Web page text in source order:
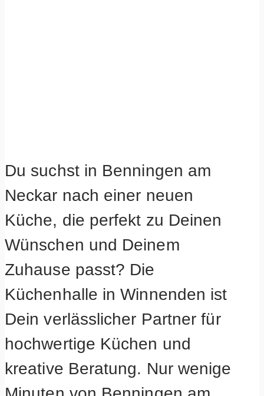
Du suchst in Benningen am
Neckar nach einer neuen
Küche, die perfekt zu Deinen
Wünschen und Deinem
Zuhause passt? Die
Küchenhalle in Winnenden ist
Dein verlässlicher Partner für
hochwertige Küchen und
kreative Beratung. Nur wenige